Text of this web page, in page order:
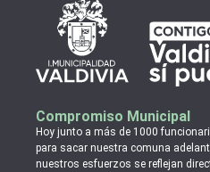
Compromiso Municipal
Hoy junto a más de 1000
para sacar nuestra comuna
nuestros esfuerzos se reflejan